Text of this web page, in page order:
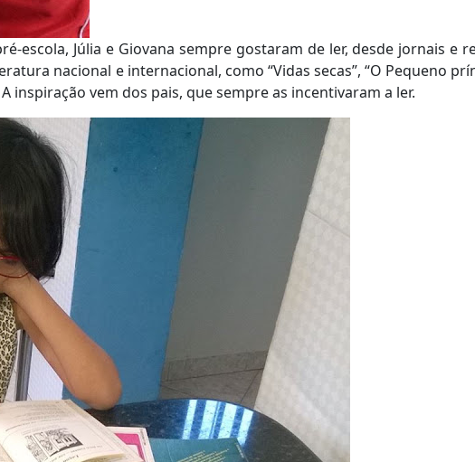
escola, Júlia e Giovana sempre gostaram de ler, desde jornais e
nacional e internacional, como “Vidas secas”, “O Pequeno
A inspiração vem dos pais, que sempre as incentivaram a ler.